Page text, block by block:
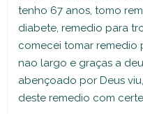
tenho 67 anos, tomo
diabete, remedio para
comecei tomar remedio
nao largo e graças a
abençoado por Deus
deste remedio com